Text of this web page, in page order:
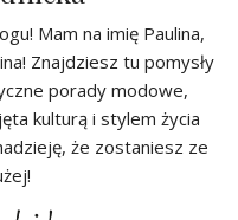
Mam na imię Paulina,
Znajdziesz tu pomysły
porady modowe,
kulturą i stylem życia
że zostaniesz ze